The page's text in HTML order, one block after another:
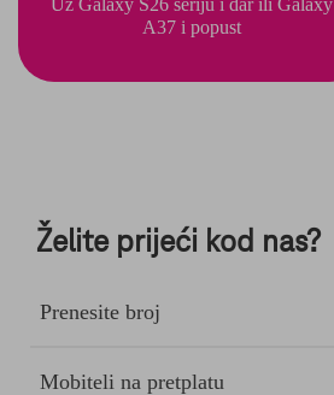
Uz Galaxy S26 seriju i dar ili Galaxy
A37 i popust
Želite prijeći kod nas?
Prenesite broj
Mobiteli na pretplatu